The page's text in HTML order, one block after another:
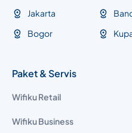
Jakarta
Bogor
Paket & Servis
Wifiku Retail
Wifiku Business